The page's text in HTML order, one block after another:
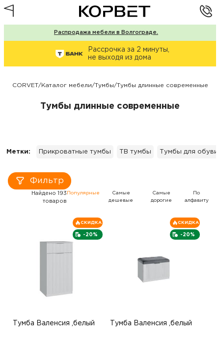
Распродажа мебели в Волгограде.
Рассрочка за 2 минуты,
не выходя из дома
CORVET/Каталог мебели/Тумбы/Тумбы длинные современные
Тумбы длинные современные
Метки: Прикроватные тумбы ТВ тумбы Тумбы для обуви
Фильтр
Найдено 193
товаров
Популярные
Самые
дешевые
Самые
дорогие
По
алфавиту
-20%
СКИДКА
Тумба Валенсия ,белый
-20%
СКИДКА
Тумба Валенсия ,белый